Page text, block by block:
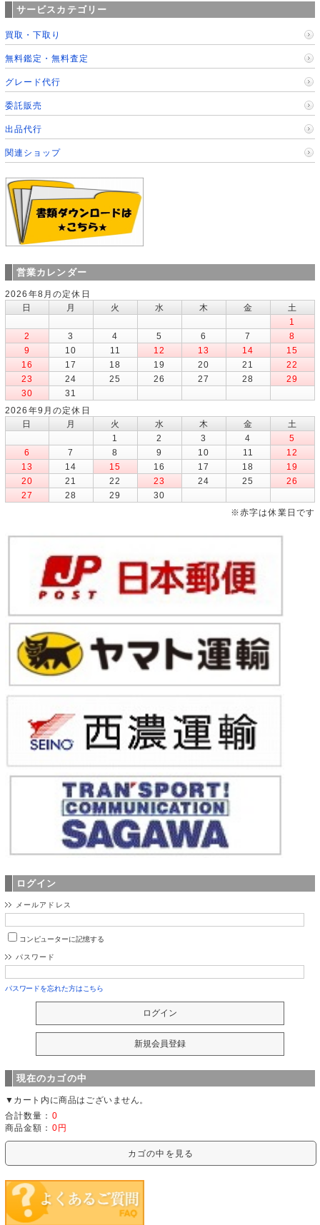
サービスカテゴリー
買取・下取り
無料鑑定・無料査定
グレード代行
委託販売
出品代行
関連ショップ
営業カレンダー
2026年8月の定休日
日
月 火 水 木 金
土
1
2
3 4 5 6 7
8
9
10 11 12 13 14
15
16
17 18 19 20 21
22
23
24 25 26 27 28
29
30
31
2026年9月の定休日
日
月 火 水 木 金
土
1
2 3 4
5
6
7 8 9 10 11
12
13
14 15 16 17 18
19
20
21 22 23 24 25
26
27
28 29
30
※赤字は休業日です
ログイン
メールアドレス
コンピューターに記憶する
パスワード
パスワードを忘れた方はこちら
現在のカゴの中
▼カート内に商品はございません。
合計数量： 0
商品金額： 0円
カゴの中を見る